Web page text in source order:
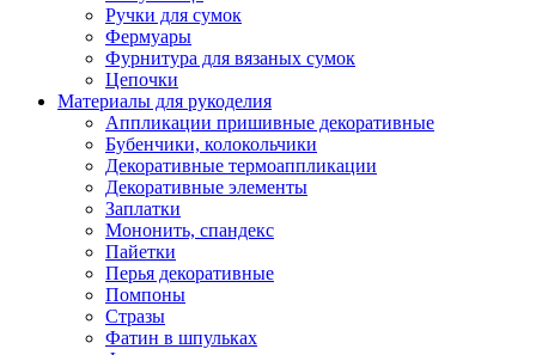
Ручки для сумок
Фермуары
Фурнитура для вязаных сумок
Цепочки
Материалы для рукоделия
Аппликации пришивные декоративные
Бубенчики, колокольчики
Декоративные термоаппликации
Декоративные элементы
Заплатки
Мононить, спандекс
Пайетки
Перья декоративные
Помпоны
Стразы
Фатин в шпульках